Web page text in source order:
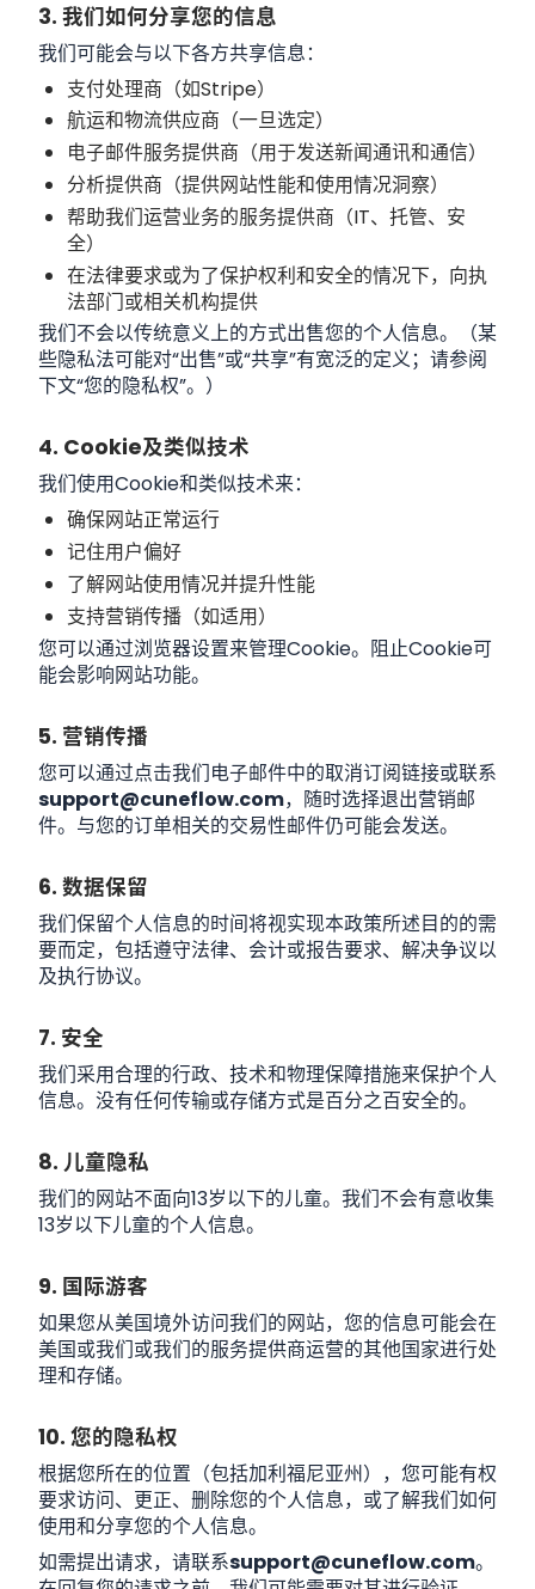
3. 我们如何分享您的信息
我们可能会与以下各方共享信息：
支付处理商（如Stripe）
航运和物流供应商（一旦选定）
电子邮件服务提供商（用于发送新闻通讯和通信）
分析提供商（提供网站性能和使用情况洞察）
帮助我们运营业务的服务提供商（IT、托管、安
全）
在法律要求或为了保护权利和安全的情况下，向执
法部门或相关机构提供
我们不会以传统意义上的方式出售您的个人信息。（某
些隐私法可能对“出售”或“共享”有宽泛的定义；请参阅
下文“您的隐私权”。）
4. Cookie及类似技术
我们使用Cookie和类似技术来：
确保网站正常运行
记住用户偏好
了解网站使用情况并提升性能
支持营销传播（如适用）
您可以通过浏览器设置来管理Cookie。阻止Cookie可
能会影响网站功能。
5. 营销传播
您可以通过点击我们电子邮件中的取消订阅链接或联系
support@cuneflow.com，随时选择退出营销邮
件。与您的订单相关的交易性邮件仍可能会发送。
6. 数据保留
我们保留个人信息的时间将视实现本政策所述目的的需
要而定，包括遵守法律、会计或报告要求、解决争议以
及执行协议。
7. 安全
我们采用合理的行政、技术和物理保障措施来保护个人
信息。没有任何传输或存储方式是百分之百安全的。
8. 儿童隐私
我们的网站不面向13岁以下的儿童。我们不会有意收集
13岁以下儿童的个人信息。
9. 国际游客
如果您从美国境外访问我们的网站，您的信息可能会在
美国或我们或我们的服务提供商运营的其他国家进行处
理和存储。
10. 您的隐私权
根据您所在的位置（包括加利福尼亚州），您可能有权
要求访问、更正、删除您的个人信息，或了解我们如何
使用和分享您的个人信息。
如需提出请求，请联系support@cuneflow.com。